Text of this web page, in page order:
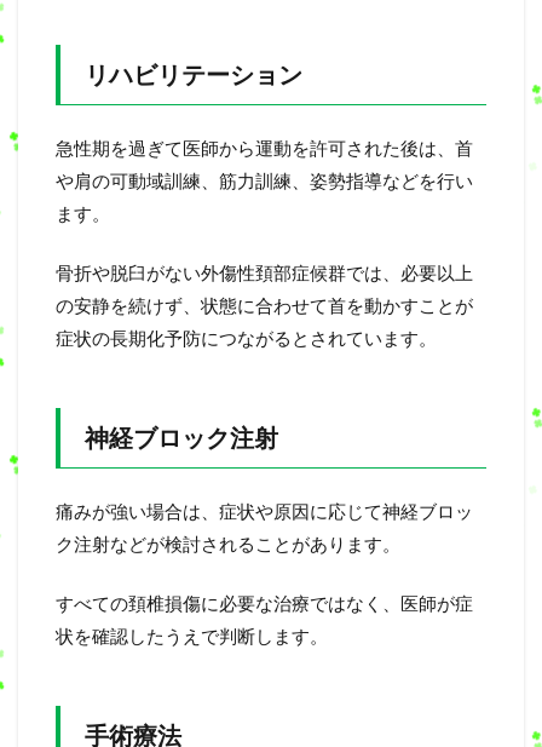
リハビリテーション
急性期を過ぎて医師から運動を許可された後は、首
や肩の可動域訓練、筋力訓練、姿勢指導などを行い
ます。
骨折や脱臼がない外傷性頚部症候群では、必要以上
の安静を続けず、状態に合わせて首を動かすことが
症状の長期化予防につながるとされています。
神経ブロック注射
痛みが強い場合は、症状や原因に応じて神経ブロッ
ク注射などが検討されることがあります。
すべての頚椎損傷に必要な治療ではなく、医師が症
状を確認したうえで判断します。
手術療法